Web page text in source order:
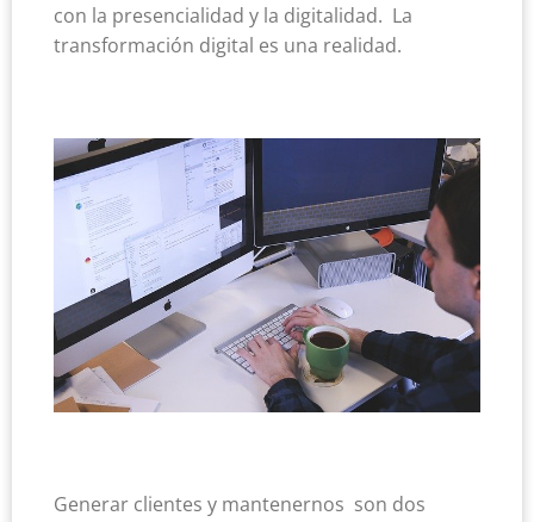
con la presencialidad y la digitalidad. La
transformación digital es una realidad.
Generar clientes y mantenernos son dos